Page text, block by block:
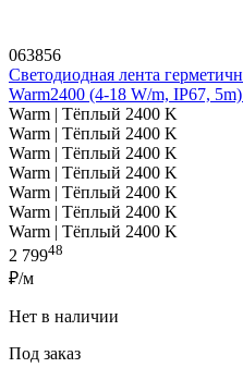
063856
Светодиодная лента
Warm2400 (4-18 W/m, IP67,
Warm | Тёплый 2400 K
Warm | Тёплый 2400 K
Warm | Тёплый 2400 K
Warm | Тёплый 2400 K
Warm | Тёплый 2400 K
Warm | Тёплый 2400 K
Warm | Тёплый 2400 K
2 79948
₽/м
Нет в наличии
Под заказ